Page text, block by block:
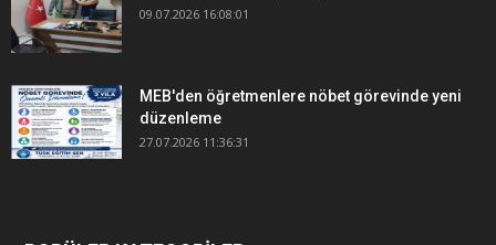
09.07.2026 16:08:01
MEB'den öğretmenlere nöbet görevinde yeni
düzenleme
27.07.2026 11:36:31